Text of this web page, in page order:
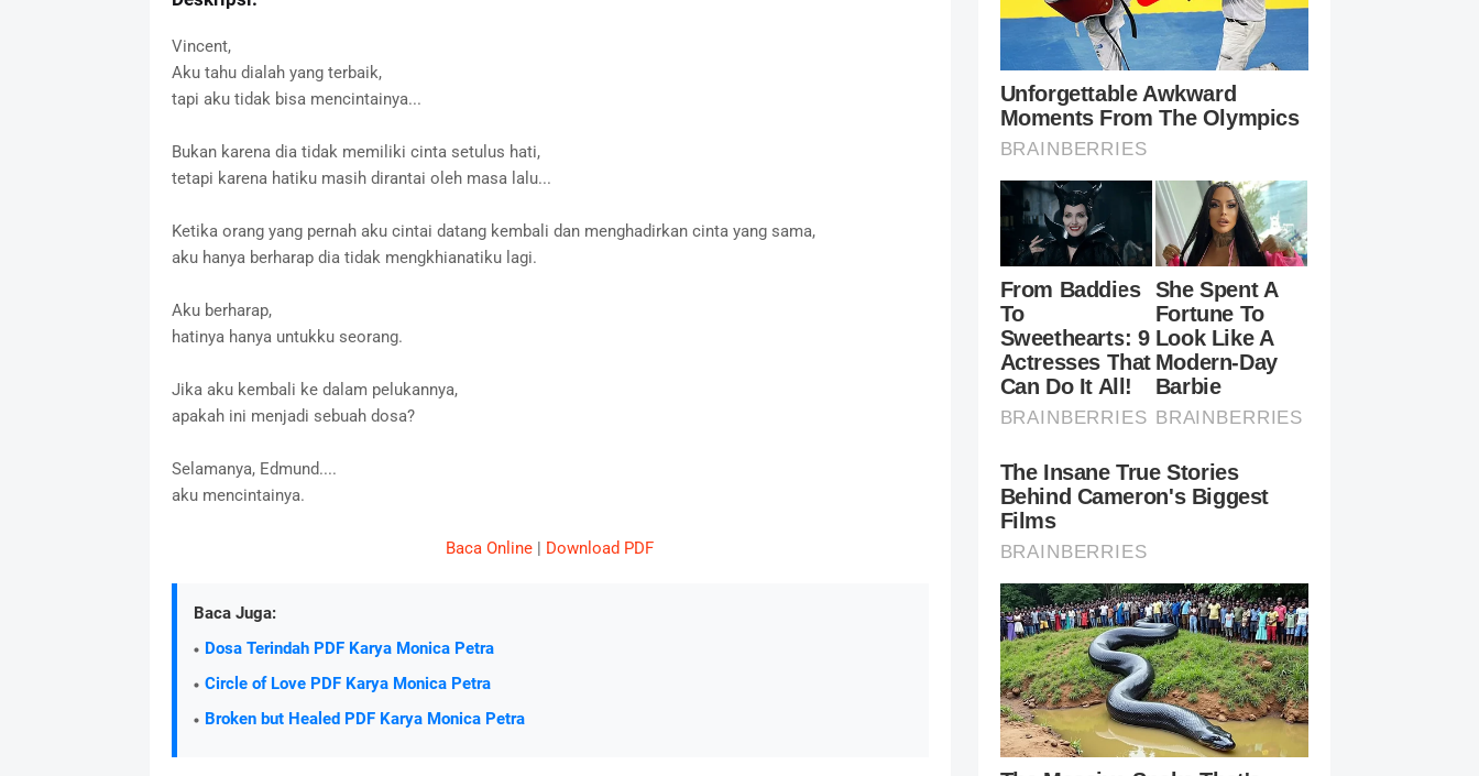
Vincent,
Aku tahu dialah yang terbaik,
tapi aku tidak bisa mencintainya...
Bukan karena dia tidak memiliki cinta setulus hati,
tetapi karena hatiku masih dirantai oleh masa lalu...
Ketika orang yang pernah aku cintai datang kembali dan menghadirkan cinta yang sama,
aku hanya berharap dia tidak mengkhianatiku lagi.
Aku berharap,
hatinya hanya untukku seorang.
Jika aku kembali ke dalam pelukannya,
apakah ini menjadi sebuah dosa?
Selamanya, Edmund....
aku mencintainya.
Baca Online Download PDF
Baca Juga:
Dosa Terindah PDF Karya Monica Petra
Circle of Love PDF Karya Monica Petra
Broken but Healed PDF Karya Monica Petra